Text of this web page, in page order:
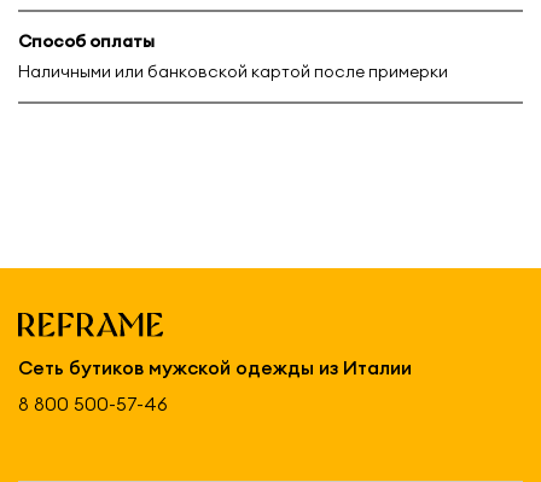
Способ оплаты
Наличными или банковской картой после примерки
Сеть бутиков мужской одежды из Италии
8 800 500-57-46